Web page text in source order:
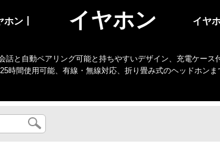
ホン丨 イヤホン イヤ
話と自動ペアリング可能と持ちやすいデザイン、充電ケー
時間使用可能、有線・無線対応、折り畳み式のヘッドホン